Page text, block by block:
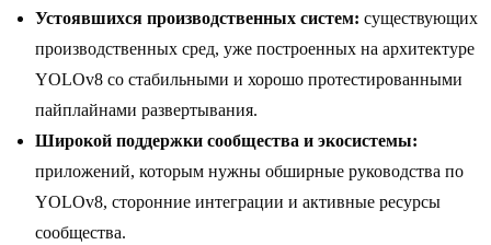
Устоявшихся производственных систем: существующих
производственных сред, уже построенных на архитектуре
YOLOv8 со стабильными и хорошо протестированными
пайплайнами развертывания.
Широкой поддержки сообщества и экосистемы:
приложений, которым нужны обширные руководства по
YOLOv8, сторонние интеграции и активные ресурсы
сообщества.